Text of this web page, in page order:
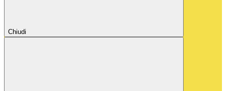
Chiudi